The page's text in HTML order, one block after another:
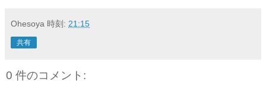
Ohesoya 時刻: 21:15
共有
0 件のコメント: